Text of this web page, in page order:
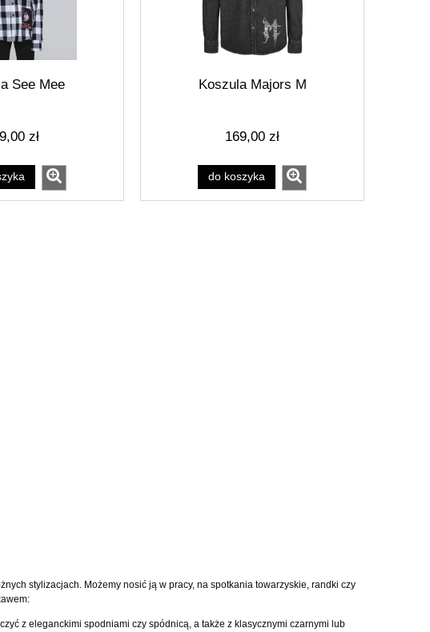
See Mee
zł
Koszula Majors M
169,00 zł
do koszyka
stylizacjach. Możemy nosić ją w pracy, na spotkania towarzyskie, randki czy
z eleganckimi spodniami czy spódnicą, a także z klasycznymi czarnymi lub